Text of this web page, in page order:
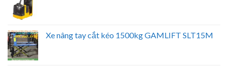
Xe nâng tay cắt kéo 1500kg GAMLIFT SLT15M